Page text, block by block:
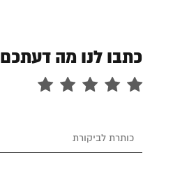
כתבו לנו מה דעתכם